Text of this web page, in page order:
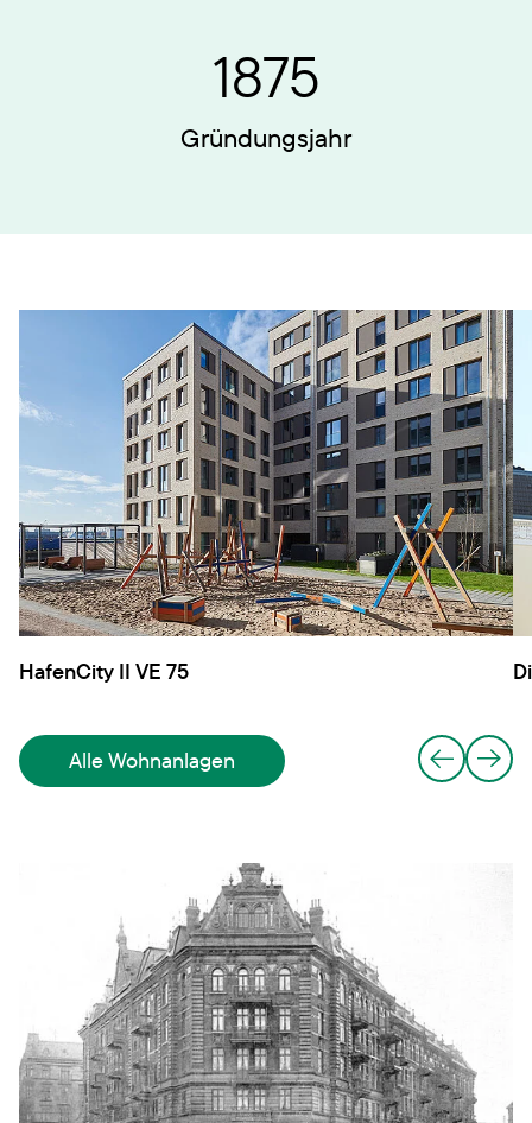
1875
Gründungsjahr
HafenCity II VE 75
Alle Wohnanlagen